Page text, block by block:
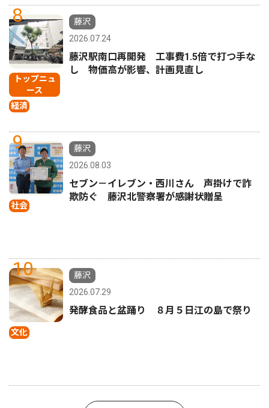
8
トップニュ
ース
経済
藤沢
2026.07.24
藤沢駅南口再開発 工事費1.5倍で打つ手な
し 物価高が影響、計画見直し
9
社会
藤沢
2026.08.03
セブン－イレブン・西川さん 声掛けで詐
欺防ぐ 藤沢北警察署が感謝状贈呈
10
文化
藤沢
2026.07.29
発酵食品と盆踊り ８月５日江の島で祭り